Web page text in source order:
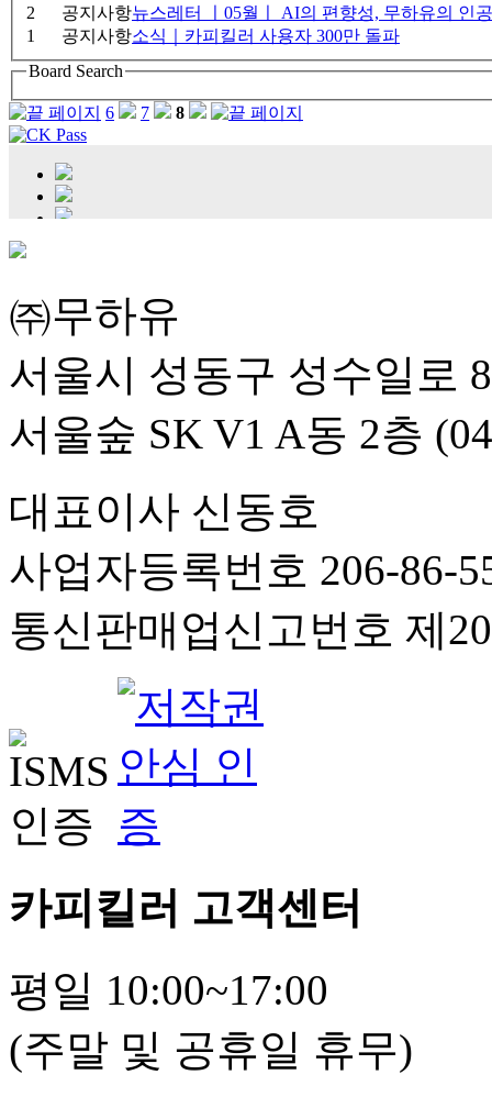
2
공지사항뉴스레터 ㅣ05월ㅣ AI의 편향성, 무하유의 인
1
공지사항소식｜카피킬러 사용자 300만 돌파
Board Search
6 7 8
㈜무하유
서울시 성동구 성수일로
서울숲 SK V1 A동 2층
대표이사 신동호
사업자등록번호 206-86-
통신판매업신고번호 제
카피킬러 고객센터
평일 10:00~17:00
(주말 및 공휴일 휴무)